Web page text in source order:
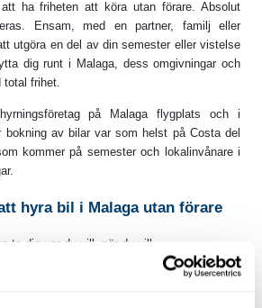
ha friheten att köra utan förare. Absolut
Ensam, med en partner, familj eller
utgöra en del av din semester eller vistelse
dig runt i Malaga, dess omgivningar och
frihet.
på Malaga flygplats och i
bokning av bilar var som helst på Costa del
kommer på semester och lokalinvånare i
hyra bil i Malaga utan förare
ta dig var du vill, när du vill.
runt utan att förlita dig på utomstående